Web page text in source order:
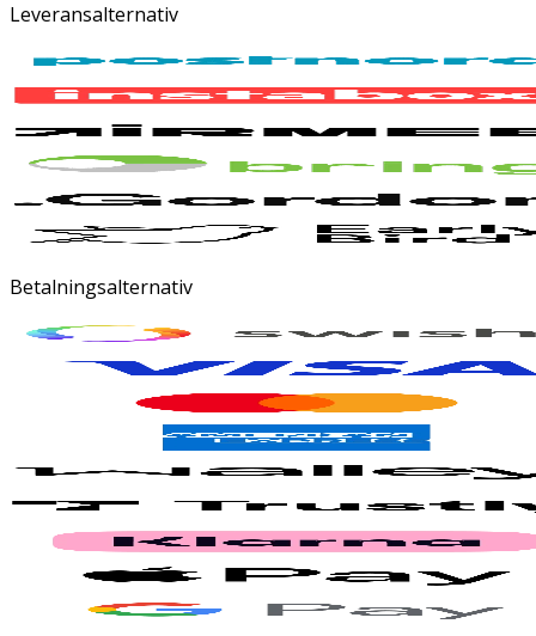
Leveransalternativ
Betalningsalternativ